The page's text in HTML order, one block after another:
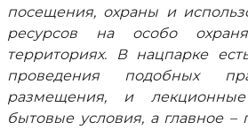
посещения, охраны и
ресурсов на особо
территориях. В нацпарке
проведения подобных
размещения, и
бытовые условия, а главное –